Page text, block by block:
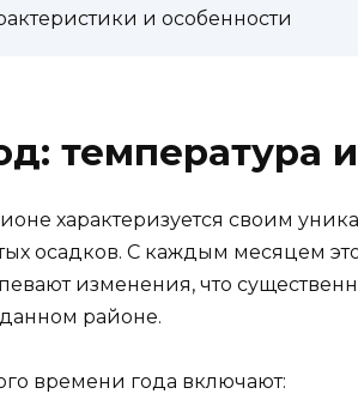
и особенности
температура
характеризуется своим
осадков. С каждым месяцем
изменения, что
районе.
времени года включают: